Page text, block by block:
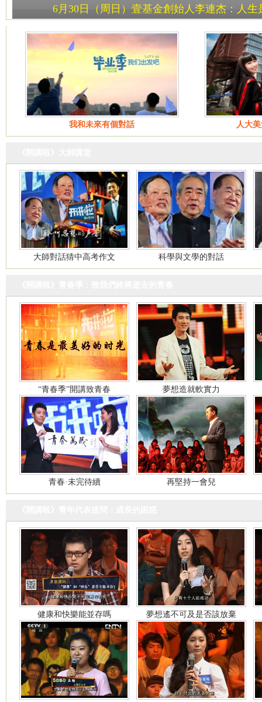
6月30日（周日）壹基金創始人李連杰：人生
我和未來有個對話 人大
大師對話猜中高考作文 科學與文學的對話
“青春季”開講致青春 夢想造就軟實力
青春·未完待續 再堅持一會兒
健康和快樂能並存嗎 夢想遙不可及是否該放棄